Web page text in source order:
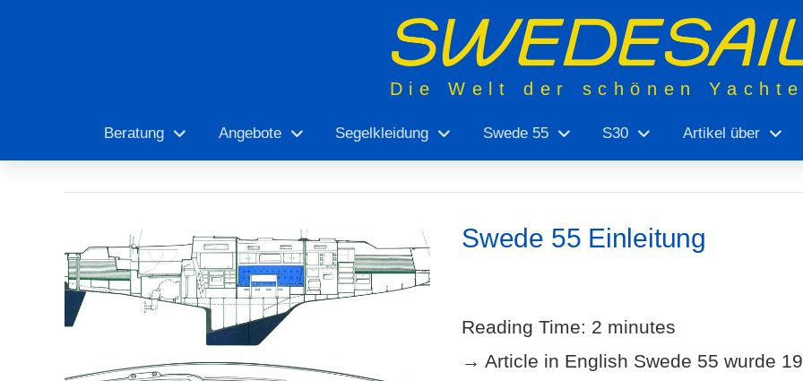
Die Welt der schönen
Beratung Angebote Segelkleidung Swede 55 S30 Artikel über
Swede 55 Einleitung
Reading Time: 2 minutes
→ Article in English Swede 55 wurde